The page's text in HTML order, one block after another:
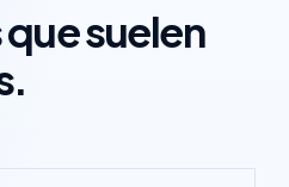
suelen